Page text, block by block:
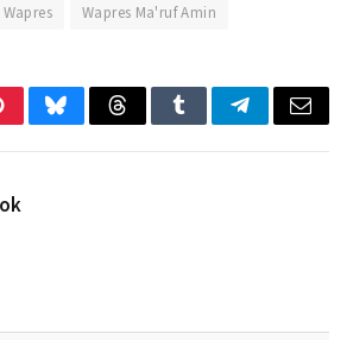
Wapres Wapres Ma'ruf Amin
BlueskyThreadsTumblrTelegramEmail